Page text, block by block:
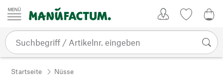
Zum Inhalt springen
Startseite Nüsse